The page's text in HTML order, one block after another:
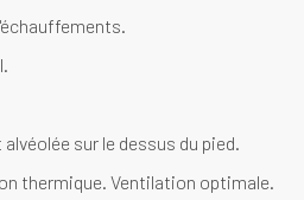
sur le dessus du pied.
thermique. Ventilation optimale.